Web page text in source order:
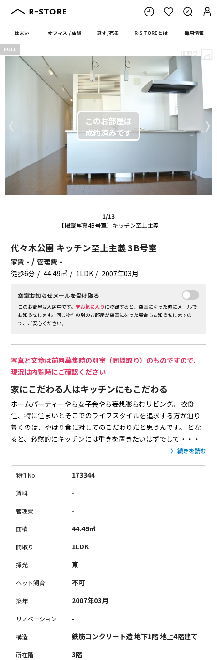
住まい オフィス /店舗 貸す/売る R-STOREとは 採用情報
1/13
【掲載写真4B号室】キッチン至上主義
〈 〉
FULL 間取り
代々木公園 キッチン至上主義 3B号室
家賃 - /管理費 -
徒歩6分 44.49㎡ 1LDK 2007年03月
空室お知らせメールを受け取る
このお部屋は入居中です。♥お気に入り に登録すると、空室になった時にメールで
お知らせします。同じ物件の別のお部屋が空室になった場合もお知らせしますの
で、ご安心ください。
写真と文章は前回募集時の別室（同間取り）のものですので、
現況は内覧時にご確認ください
家にこだわる人はキッチンにもこだわる
ホームパーティーやら女子会やら妄想膨らむリビング。
衣食
住、特に住まいとそこでのライフスタイルを追求する方が辿り
着くのは、やはり食に対してのこだわりだと思うんです。
とな
ると、必然的にキッチンには重きを置きたいはずでして・・・
となると、このお部屋をおすすめする他ありません。 周辺は高
ア。そんな地で暮らすからこそ、自分自身も相当にふさわしい
ではと思ってならないです。
義であるためか、ベッドスペースは小上がりのようになっている
敷いて、大きなベッドを堂々と置きたいですね。
ン至上主義者！
続きを読む
物件No. 173344
賃料 -
管理費 -
面積 44.49㎡
間取り 1LDK
採光 東
ペット飼育 不可
築年 2007年03月
リノベーション -
構造 鉄筋コンクリート造 地下1階 地上4階建て
所在階 3階